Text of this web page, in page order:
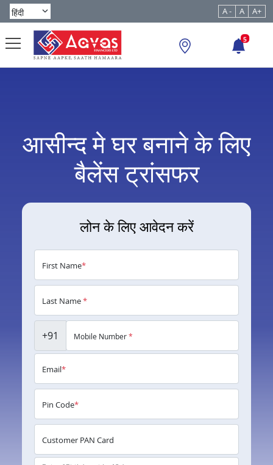
A - A A+
5
आसीन्द मे घर बनाने के लिए
बैलेंस ट्रांसफर
लोन के लिए आवेदन करें
First Name*
Last Name*
+91 Mobile Number*
Email*
Pin Code*
Customer PAN Card